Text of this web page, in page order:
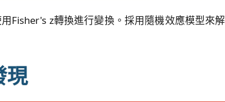
Fisher's z轉換進行變換。採用隨機效應模型來
現